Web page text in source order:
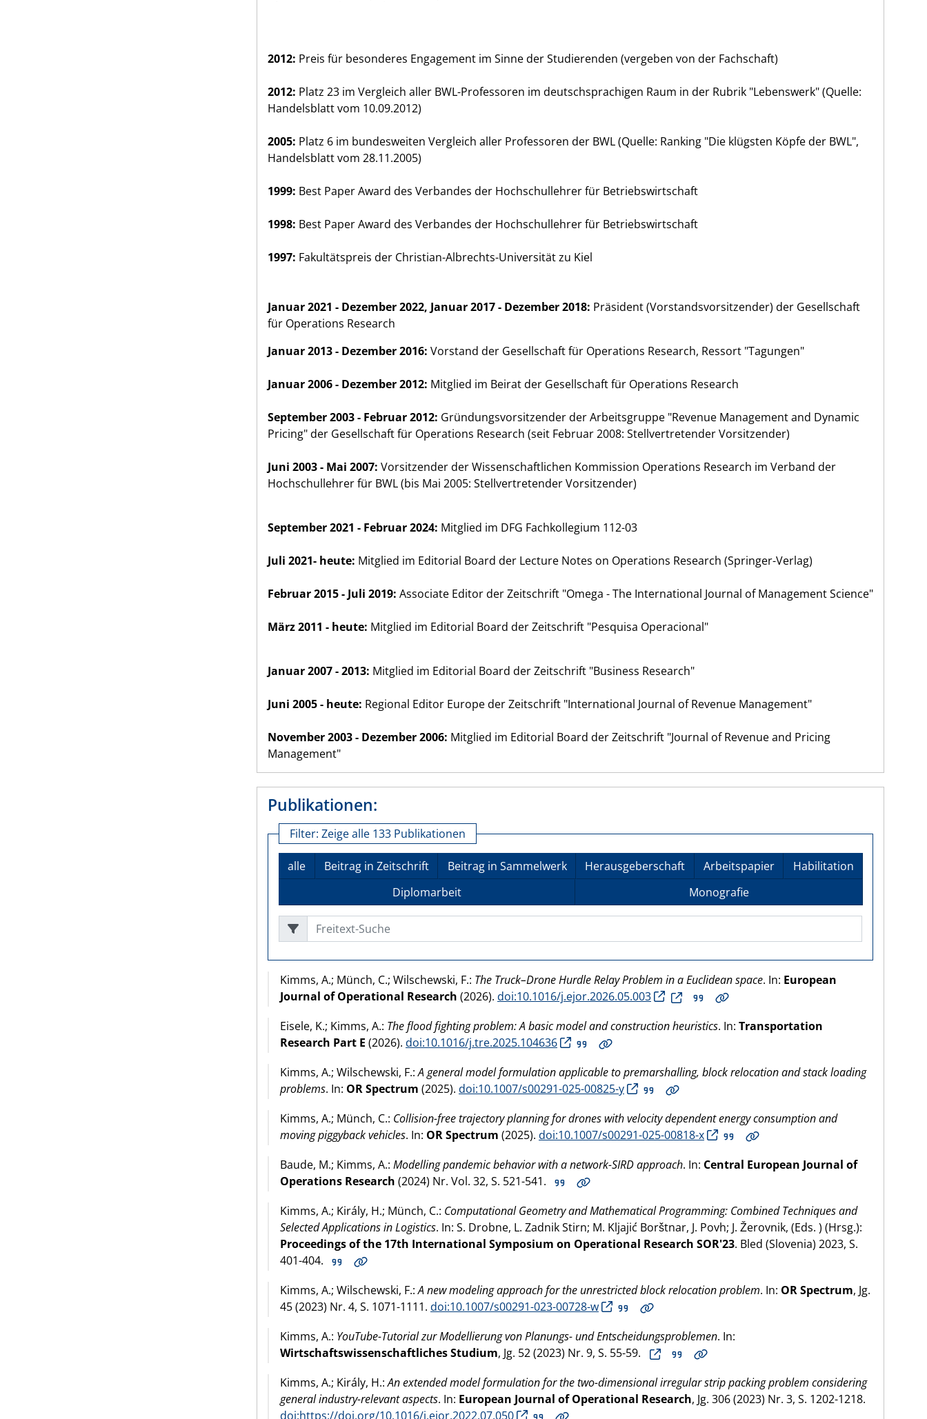
2012: Preis für besonderes Engagement im Sinne der Studierenden (vergeben von der Fachschaft)
2012: Platz 23 im Vergleich aller BWL-Professoren im deutschsprachigen Raum in der Rubrik "Lebenswerk" (Quelle:
Handelsblatt vom 10.09.2012)
2005: Platz 6 im bundesweiten Vergleich aller Professoren der BWL (Quelle: Ranking "Die klügsten Köpfe der BWL",
Handelsblatt vom 28.11.2005)
1999: Best Paper Award des Verbandes der Hochschullehrer für Betriebswirtschaft
1998: Best Paper Award des Verbandes der Hochschullehrer für Betriebswirtschaft
1997: Fakultätspreis der Christian-Albrechts-Universität zu Kiel
Januar 2021 - Dezember 2022, Januar 2017 - Dezember 2018: Präsident (Vorstandsvorsitzender) der Gesellschaft
für Operations Research
Januar 2013 - Dezember 2016: Vorstand der Gesellschaft für Operations Research, Ressort "Tagungen"
Januar 2006 - Dezember 2012: Mitglied im Beirat der Gesellschaft für Operations Research
September 2003 - Februar 2012: Gründungsvorsitzender der Arbeitsgruppe "Revenue Management and Dynamic
Pricing" der Gesellschaft für Operations Research (seit Februar 2008: Stellvertretender Vorsitzender)
Juni 2003 - Mai 2007: Vorsitzender der Wissenschaftlichen Kommission Operations Research im Verband der
Hochschullehrer für BWL (bis Mai 2005: Stellvertretender Vorsitzender)
September 2021 - Februar 2024: Mitglied im DFG Fachkollegium 112-03
Juli 2021- heute: Mitglied im Editorial Board der Lecture Notes on Operations Research (Springer-Verlag)
Februar 2015 - Juli 2019: Associate Editor der Zeitschrift "Omega - The International Journal of Management Science"
März 2011 - heute: Mitglied im Editorial Board der Zeitschrift "Pesquisa Operacional"
Januar 2007 - 2013: Mitglied im Editorial Board der Zeitschrift "Business Research"
Juni 2005 - heute: Regional Editor Europe der Zeitschrift "International Journal of Revenue Management"
November 2003 - Dezember 2006: Mitglied im Editorial Board der Zeitschrift "Journal of Revenue and Pricing
Management"
Publikationen:
Filter: Zeige alle 133 Publikationen
alle Beitrag in Zeitschrift Beitrag in Sammelwerk Herausgeberschaft Arbeitspapier
Habilitation
Diplomarbeit
Monografie
Freitext-Suche
Kimms, A.; Münch, C.; Wilschewski, F.: The Truck–Drone Hurdle Relay Problem in a Euclidean space. In: European
Journal of Operational Research (2026). doi:10.1016/j.ejor.2026.05.003
Eisele, K.; Kimms, A.: The flood fighting problem: A basic model and construction heuristics. In: Transportation
Research Part E (2026). doi:10.1016/j.tre.2025.104636
Kimms, A.; Wilschewski, F.:A general model formulation applicable to premarshalling, block relocation and stack loading
problems. In: OR Spectrum (2025). doi:10.1007/s00291-025-00825-y
Kimms, A.; Münch, C.: Collision-free trajectory planning for drones with velocity dependent energy consumption and
moving piggyback vehicles. In: OR Spectrum (2025). doi:10.1007/s00291-025-00818-x
Baude, M.; Kimms, A.: Modelling pandemic behavior with a network-SIRD approach. In: Central European Journal of
Operations Research (2024) Nr. Vol. 32, S. 521-541.
Kimms, A.; Király, H.; Münch, C.: Computational Geometry and Mathematical Programming: Combined Techniques and
Selected Applications in Logistics. In: S. Drobne, L. Zadnik Stirn; M. Kljajić Borštnar, J. Povh; J. Žerovnik, (Eds. ) (Hrsg.):
Proceedings of the 17th International Symposium on Operational Research SOR'23. Bled (Slovenia) 2023, S.
401-404.
Kimms, A.; Wilschewski, F.:A new modeling approach for the unrestricted block relocation problem. In: OR Spectrum, Jg.
45 (2023) Nr. 4, S. 1071-1111. doi:10.1007/s00291-023-00728-w
Kimms, A.: YouTube-Tutorial zur Modellierung von Planungs- und Entscheidungsproblemen. In:
Wirtschaftswissenschaftliches Studium, Jg. 52 (2023) Nr. 9, S. 55-59.
Kimms, A.; Király, H.:An extended model formulation for the two-dimensional irregular strip packing problem considering
general industry-relevant aspects. In: European Journal of Operational Research, Jg. 306 (2023) Nr. 3, S. 1202-1218.
doi:https://doi.org/10.1016/j.ejor.2022.07.050